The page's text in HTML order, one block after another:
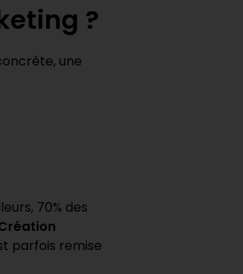
?
une
70% des
parfois remise